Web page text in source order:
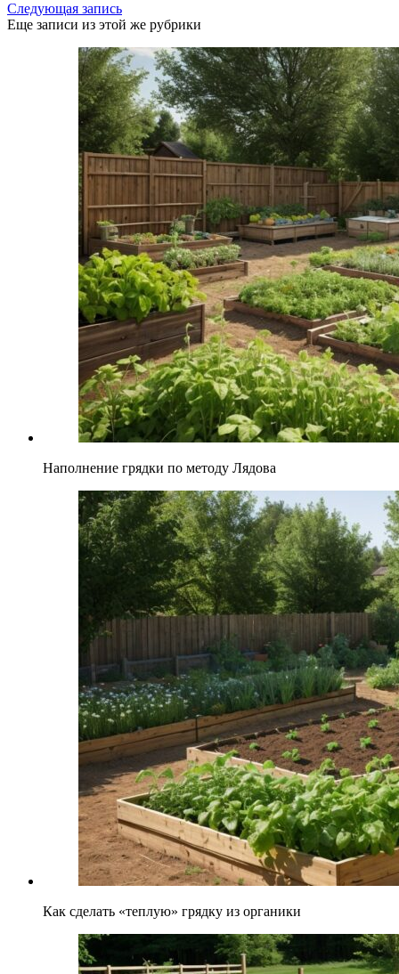
Следующая запись
Еще записи из этой же рубрики
Наполнение грядки по методу Лядова
Как сделать «теплую» грядку из органики